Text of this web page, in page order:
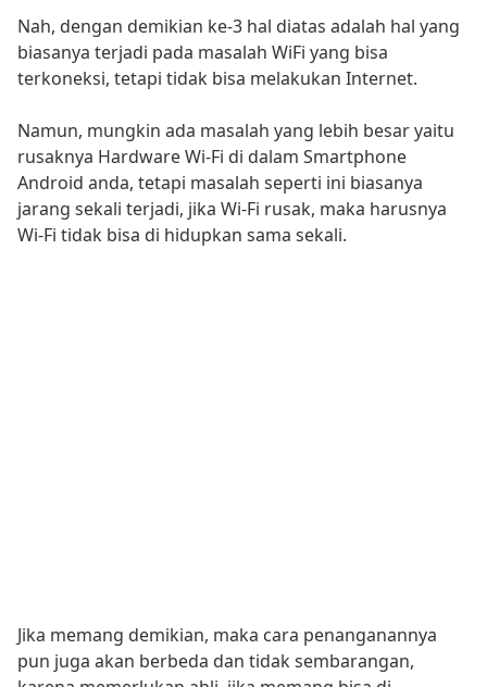
Nah, dengan demikian ke-3 hal diatas adalah hal yang
biasanya terjadi pada masalah WiFi yang bisa
terkoneksi, tetapi tidak bisa melakukan Internet.
Namun, mungkin ada masalah yang lebih besar yaitu
rusaknya Hardware Wi-Fi di dalam Smartphone
Android anda, tetapi masalah seperti ini biasanya
jarang sekali terjadi, jika Wi-Fi rusak, maka harusnya
Wi-Fi tidak bisa di hidupkan sama sekali.
Jika memang demikian, maka cara penanganannya
pun juga akan berbeda dan tidak sembarangan,